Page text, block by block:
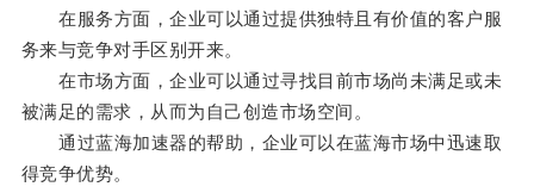
在服务方面，企业可以通过提供独特且有价值的客户服
务来与竞争对手区别开来。
在市场方面，企业可以通过寻找目前市场尚未满足或未
被满足的需求，从而为自己创造市场空间。
通过蓝海加速器的帮助，企业可以在蓝海市场中迅速取
得竞争优势。